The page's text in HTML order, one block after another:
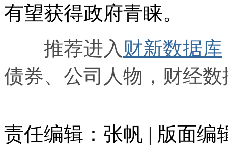
有望获得政府青睐。
推荐进入 财新数据库
债券、公司人物，财经
责任编辑：张帆 | 版面编